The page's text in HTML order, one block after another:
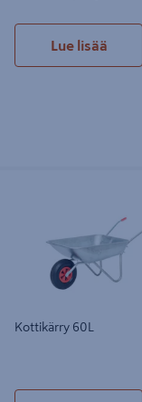
Lue lisää
Kottikärry 60L